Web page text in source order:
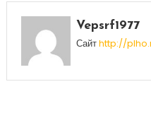
Vepsrf1977
Сайтhttp://